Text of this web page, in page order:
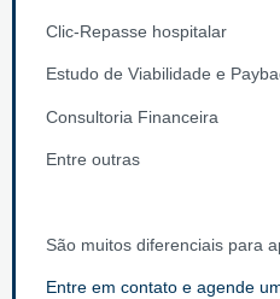
Clic-Repasse hospitalar
Estudo de Viabilidade e
Consultoria Financeira
Entre outras
São muitos diferenciais para
Entre em contato e agende